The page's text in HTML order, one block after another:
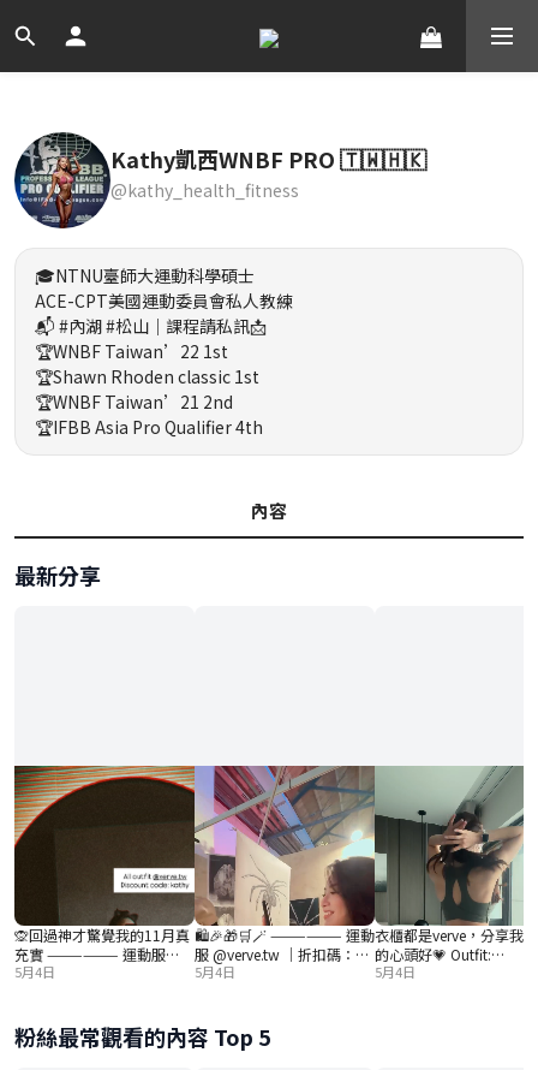
Kathy凱西WNBF PRO 🇹🇼🇭🇰
@kathy_health_fitness
🎓NTNU臺師大運動科學碩士
ACE-CPT美國運動委員會私人教練
📬 #內湖 #松山｜課程請私訊📩
🏆WNBF Taiwan’22 1st
🏆Shawn Rhoden classic 1st
🏆WNBF Taiwan’21 2nd
🏆IFBB Asia Pro Qualifier 4th
內容
最新分享
🙊回過神才驚覺我的11月真
充實 —————— 運動服
@verve.tw ｜折扣碼：kathy
教練
5月4日
🛍️🎉🎁🛒🪄 —————— 運動
服 @verve.tw ｜折扣碼：
kathy #verve #機能運動服
5月4日
衣櫃都是verve，分享我
的心頭好💗 Outfit:
@verve.tw Discount code:
5月4日
粉絲最常觀看的內容 Top 5